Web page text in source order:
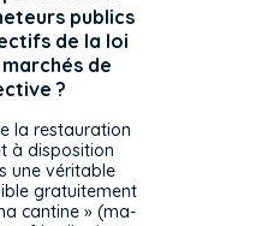
publics
de la loi
de
?
la restauration
à disposition
une véritable
gratuitement
cantine » (ma-